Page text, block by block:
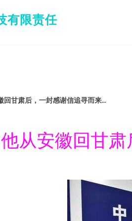
有限责任
回甘肃后，一封感谢信追寻而来...
他从安徽回甘肃